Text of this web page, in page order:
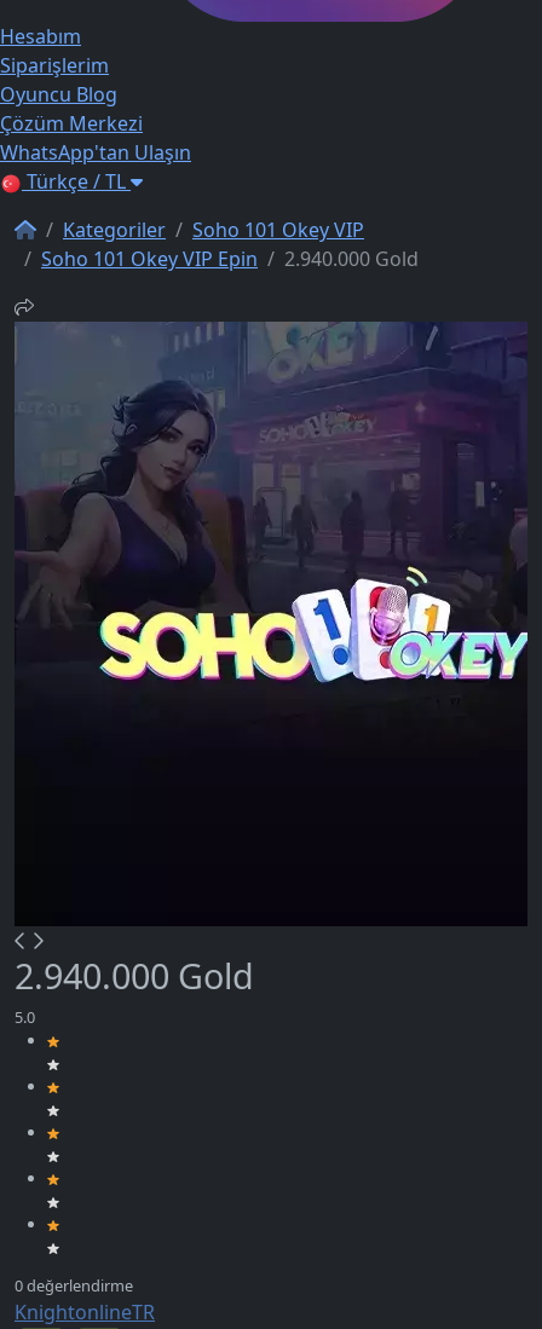
Hesabım
Siparişlerim
Oyuncu Blog
Çözüm Merkezi
WhatsApp'tan Ulaşın
Türkçe / TL
Kategoriler
Soho 101 Okey VIP
Soho 101 Okey VIP Epin
2.940.000 Gold
2.940.000 Gold
KnightonlineTR